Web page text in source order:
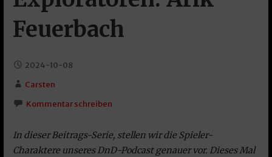
Feuerbach
2024-10-08
Carsten
Kommentar schreiben
In dieser Beitrags-Serie, stellen wir die Spieler-
Charaktere unseres DnD-Podcast genauer vor. Dieses Mal